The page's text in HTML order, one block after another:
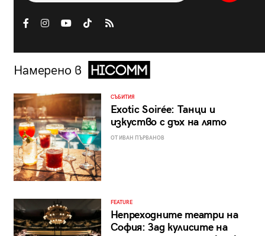
Намерено в
СЪБИТИЯ
Exotic Soirée: Танци и
изкуство с дъх на лято
ОТ ИВАН ПЪРВАНОВ
FEATURE
Непреходните театри на
София: Зад кулисите на